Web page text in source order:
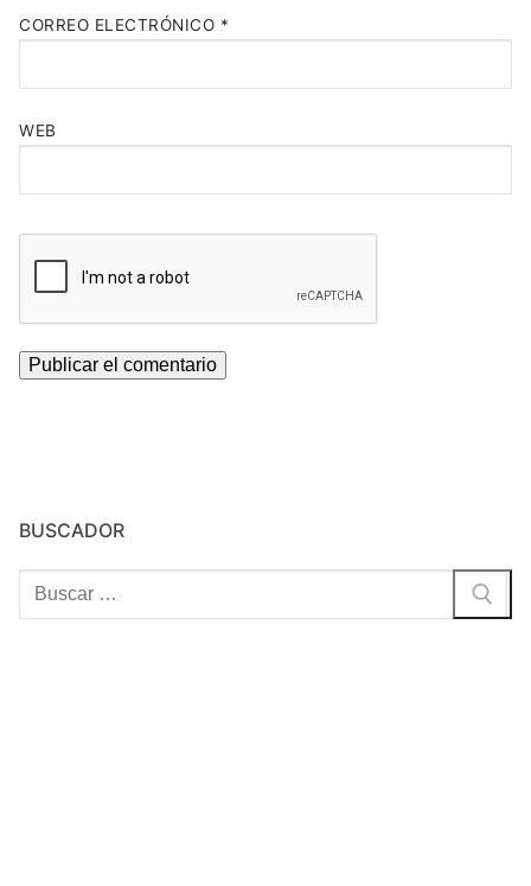
CORREO ELECTRÓNICO *
WEB
BUSCADOR
Buscar: